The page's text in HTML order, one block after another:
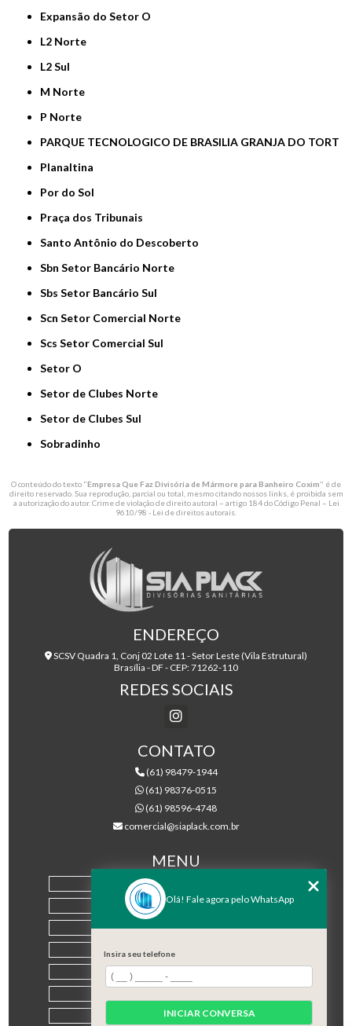
Expansão do Setor O
L2 Norte
L2 Sul
M Norte
P Norte
PARQUE TECNOLOGICO DE BRASILIA GRANJA DO TORT
Planaltina
Por do Sol
Praça dos Tribunais
Santo Antônio do Descoberto
Sbn Setor Bancário Norte
Sbs Setor Bancário Sul
Scn Setor Comercial Norte
Scs Setor Comercial Sul
Setor O
Setor de Clubes Norte
Setor de Clubes Sul
Sobradinho
O conteúdo do texto "Empresa Que Faz Divisória de Mármore para Banheiro Coxim" é de
direito reservado. Sua reprodução, parcial ou total, mesmo citando nossos links, é proibida sem
a autorização do autor. Crime de violação de direito autoral – artigo 184 do Código Penal – Lei
9610/98 - Lei de direitos autorais.
ENDEREÇO
SCSV Quadra 1, Conj 02 Lote 11 - Setor Leste (Vila Estrutural)
Brasília - DF - CEP: 71262-110
REDES SOCIAIS
CONTATO
(61) 98479-1944
(61) 98376-0515
(61) 98596-4748
comercial@siaplack.com.br
MENU
EMPRESA
PRODUTOS
MAPA DO SITE
Olá! Fale agora pelo WhatsApp
Insira seu telefone
INICIAR CONVERSA